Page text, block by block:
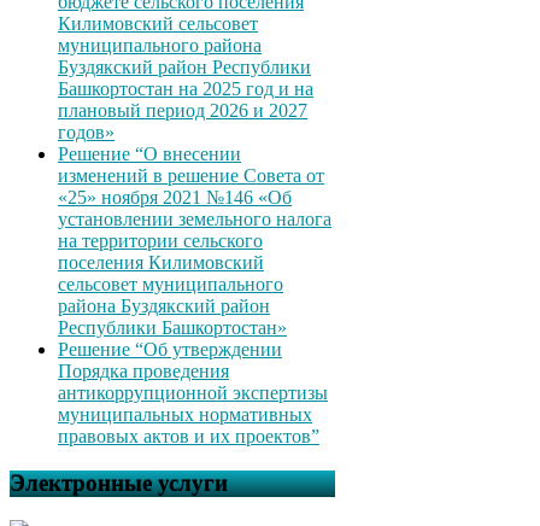
Килимовский сельсовет
муниципального района
Буздякский район Республики
Башкортостан на 2025 год и на
плановый период 2026 и 2027
годов»
Решение “О внесении
изменений в решение Совета от
«25» ноября 2021 №146 «Об
установлении земельного налога
на территории сельского
поселения Килимовский
сельсовет муниципального
района Буздякский район
Республики Башкортостан»
Решение “Об утверждении
Порядка проведения
антикоррупционной экспертизы
муниципальных нормативных
правовых актов и их проектов”
Электронные услуги